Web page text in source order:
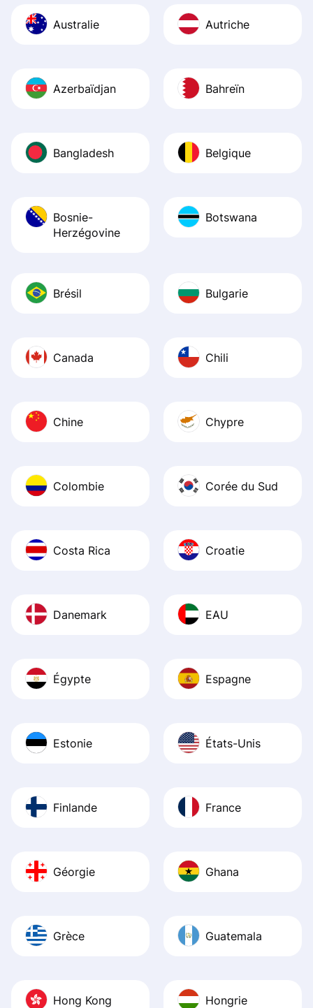
Australie Autriche
Azerbaïdjan Bahreïn
Bangladesh Belgique
Bosnie-
Herzégovine
Botswana
Brésil Bulgarie
Canada Chili
Chine Chypre
Colombie Corée du Sud
Costa Rica Croatie
Danemark EAU
Égypte Espagne
Estonie États-Unis
Finlande France
Géorgie Ghana
Grèce Guatemala
Hong Kong Hongrie